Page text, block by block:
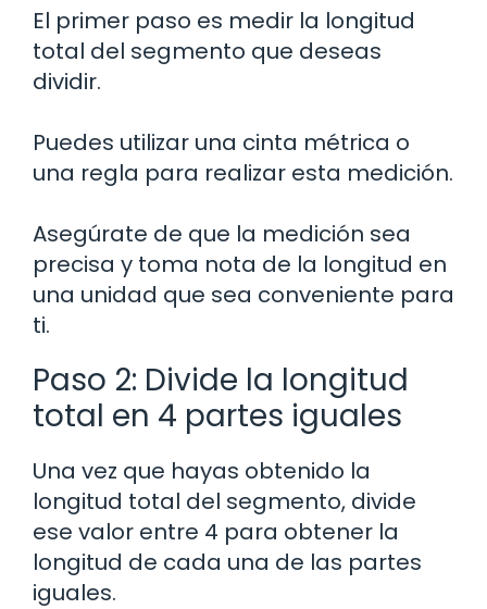
El primer paso es medir la longitud
total del segmento que deseas
dividir.
Puedes utilizar una cinta métrica o
una regla para realizar esta medición.
Asegúrate de que la medición sea
precisa y toma nota de la longitud en
una unidad que sea conveniente para
ti.
Paso 2: Divide la longitud
total en 4 partes iguales
Una vez que hayas obtenido la
longitud total del segmento, divide
ese valor entre 4 para obtener la
longitud de cada una de las partes
iguales.